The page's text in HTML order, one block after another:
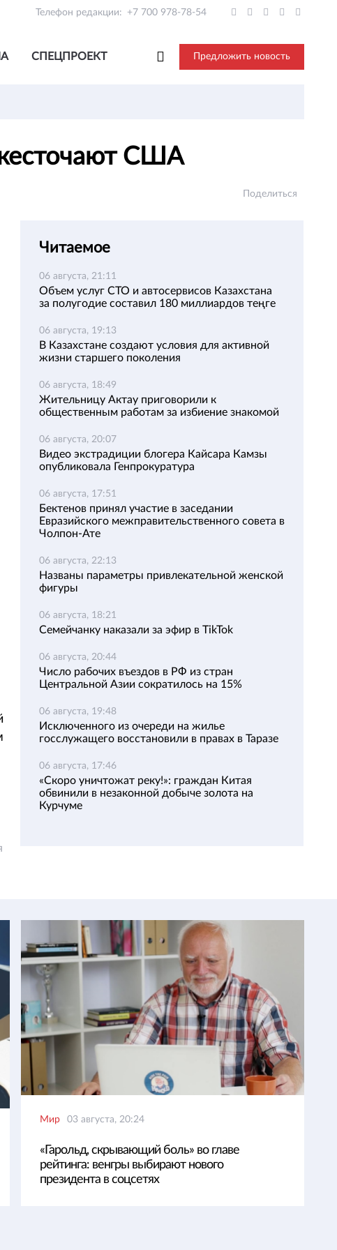
Телефон редакции: +7 700 978-78-54
СПЕЦПРОЕКТ Предложить новость
США
Поделиться
Читаемое
06 августа, 21:11
Объем услуг СТО и автосервисов Казахстана
за полугодие составил 180 миллиардов теңге
06 августа, 19:13
В Казахстане создают условия для активной
жизни старшего поколения
06 августа, 18:49
Жительницу Актау приговорили к
общественным работам за избиение знакомой
06 августа, 20:07
Видео экстрадиции блогера Кайсара Камзы
опубликовала Генпрокуратура
06 августа, 17:51
Бектенов принял участие в заседании
Евразийского межправительственного совета в
Чолпон-Ате
06 августа, 22:13
Названы параметры привлекательной женской
фигуры
06 августа, 18:21
Семейчанку наказали за эфир в TikTok
06 августа, 20:44
Число рабочих въездов в РФ из стран
Центральной Азии сократилось на 15%
06 августа, 19:48
Исключенного из очереди на жилье
госслужащего восстановили в правах в Таразе
06 августа, 17:46
«Скоро уничтожат реку!»: граждан Китая
обвинили в незаконной добыче золота на
Курчуме
Мир 03 августа, 20:24
«Гарольд, скрывающий боль» во главе
рейтинга: венгры выбирают нового
президента в соцсетях